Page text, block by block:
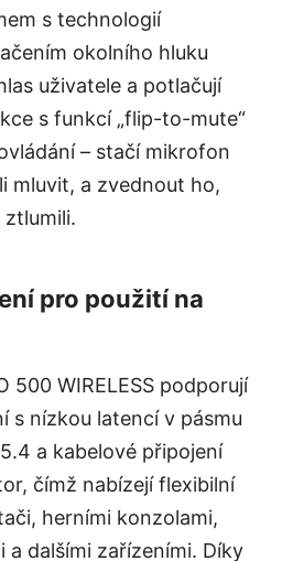
s technologií
okolního hluku
uživatele a potlačují
s funkcí „flip-to-mute“
– stačí mikrofon
mluvit, a zvednout ho,
pro použití na
500 WIRELESS podporují
s nízkou latencí v pásmu
a kabelové připojení
čímž nabízejí flexibilní
herními konzolami,
a dalšími zařízeními. Díky